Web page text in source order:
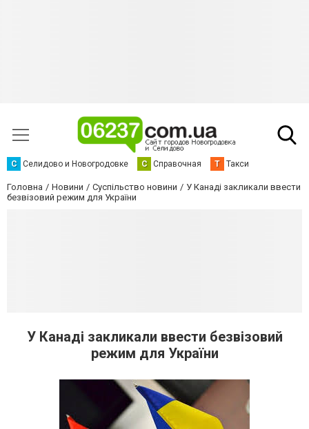
С Селидово и Новогродовке С Справочная Т Такси
Головна Новини Суспільство новини
У Канаді закликали ввести
безвізовий режим для України
У Канаді закликали ввести безвізовий
режим для України